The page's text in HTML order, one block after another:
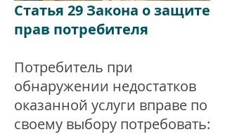
Статья 29 Закона о защите
прав потребителя
Потребитель при
обнаружении недостатков
оказанной услуги вправе по
своему выбору потребовать: